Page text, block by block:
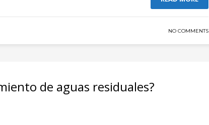
NO COMMENTS
de aguas residuales?